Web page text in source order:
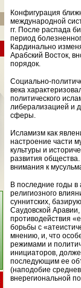
Конфигурация
международной
гг. После распада
период
Кардинально
Арабский Восток,
порядок.
Социально-
века
политического
либерализацией и
сферы.
Исламизм как
настроение части
культуры и
развития
внимания к
В последние годы в
религиозного
суннитских,
Саудовской
противодействия
борьбы с
мнению, и, что
режимами и
инициаторов,
последующим ее
(наподобие
внерегиональной